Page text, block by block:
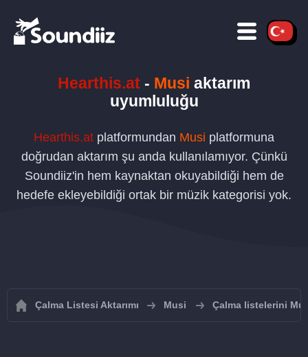
Hearthis.at - Musi aktarım
uyumluluğu
Hearthis.at platformundan Musi platformuna
doğrudan aktarım şu anda kullanılamıyor. Çünkü
Soundiiz'in hem kaynaktan okuyabildiği hem de
hedefe ekleyebildiği ortak bir müzik kategorisi yok.
Çalma Listesi Aktarımı Musi Çalma listelerini